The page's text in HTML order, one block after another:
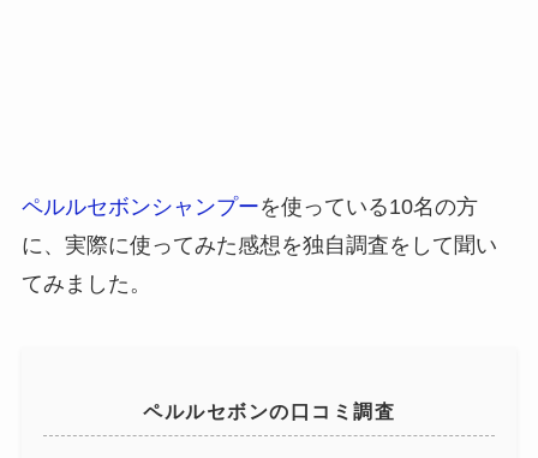
ペルルセボンシャンプーを使っている10名の方
に、実際に使ってみた感想を独自調査をして聞い
てみました。
ペルルセボンの口コミ調査